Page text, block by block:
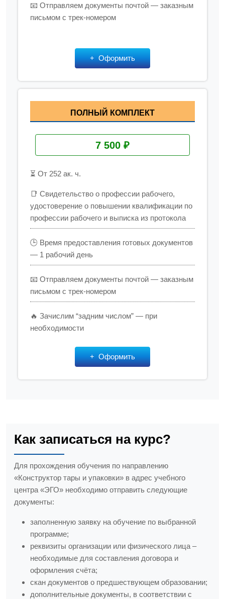
📧 Отправляем документы почтой — заказным
письмом с трек-номером
Оформить
ПОЛНЫЙ КОМПЛЕКТ
7 500 ₽
⏳ От 252 ак. ч.
📑 Свидетельство о профессии рабочего,
удостоверение о повышении квалификации по
профессии рабочего и выписка из протокола
🕒 Время предоставления готовых документов
— 1 рабочий день
📧 Отправляем документы почтой — заказным
письмом с трек-номером
🔥 Зачислим “задним числом” — при
необходимости
Оформить
Как записаться на курс?
Для прохождения обучения по направлению
«Конструктор тары и упаковки» в адрес учебного
центра «ЭГО» необходимо отправить следующие
документы:
заполненную заявку на обучение по выбранной
программе;
реквизиты организации или физического лица –
необходимые для составления договора и
оформления счёта;
скан документов о предшествующем образовании;
дополнительные документы, в соответствии с